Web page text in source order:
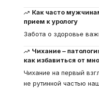
Как часто
прием к урологу
Забота о здоровье
Чихание –
как избавиться от
Чихание на первый
не рутинной частью